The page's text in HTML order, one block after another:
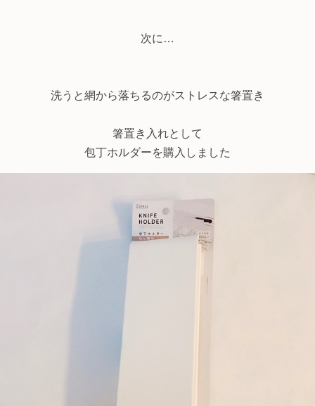
次に…
洗うと網から落ちるのがストレスな箸置き
箸置き入れとして
包丁ホルダーを購入しました